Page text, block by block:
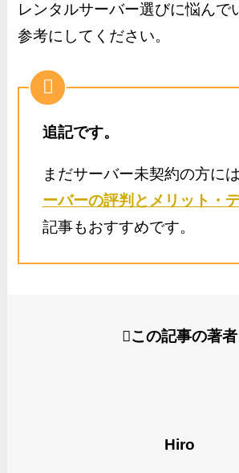
レンタルサーバー選びに悩んで
参考にしてください。
追記です。
まだサーバー未契約の方には
ーバーの評判とメリット・
記事もおすすめです。
この記事の著者
Hiro